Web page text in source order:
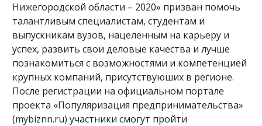
Нижегородской области – 2020» призван помочь
талантливым специалистам, студентам и
выпускникам вузов, нацеленным на карьеру и
успех, развить свои деловые качества и лучше
познакомиться с возможностями и компетенцией
крупных компаний, присутствуюших в регионе.
После регистрации на официальном портале
проекта «Популяризация предпринимательства»
(mybiznn.ru) участники смогут пройти